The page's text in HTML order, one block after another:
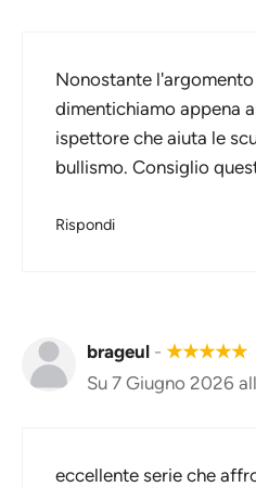
Nonostante
dimentichiamo appena
ispettore che aiuta le
bullismo. Consiglio
Rispondi
brageul - ★★★★★
Su 7 Giugno 2026
eccellente serie che